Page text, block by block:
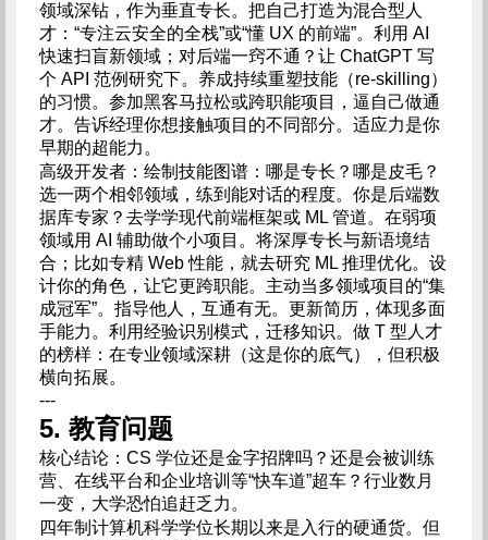
领域深钻，作为垂直专长。把自己打造为混合型人
才：“专注云安全的全栈”或“懂 UX 的前端”。利用 AI
快速扫盲新领域；对后端一窍不通？让 ChatGPT 写
个 API 范例研究下。养成持续重塑技能（re-skilling）
的习惯。参加黑客马拉松或跨职能项目，逼自己做通
才。告诉经理你想接触项目的不同部分。适应力是你
早期的超能力。
高级开发者：绘制技能图谱：哪是专长？哪是皮毛？
选一两个相邻领域，练到能对话的程度。你是后端数
据库专家？去学学现代前端框架或 ML 管道。在弱项
领域用 AI 辅助做个小项目。将深厚专长与新语境结
合；比如专精 Web 性能，就去研究 ML 推理优化。设
计你的角色，让它更跨职能。主动当多领域项目的“集
成冠军”。指导他人，互通有无。更新简历，体现多面
手能力。利用经验识别模式，迁移知识。做 T 型人才
的榜样：在专业领域深耕（这是你的底气），但积极
横向拓展。
---
5. 教育问题
核心结论：CS 学位还是金字招牌吗？还是会被训练
营、在线平台和企业培训等“快车道”超车？行业数月
一变，大学恐怕追赶乏力。
四年制计算机科学学位长期以来是入行的硬通货。但